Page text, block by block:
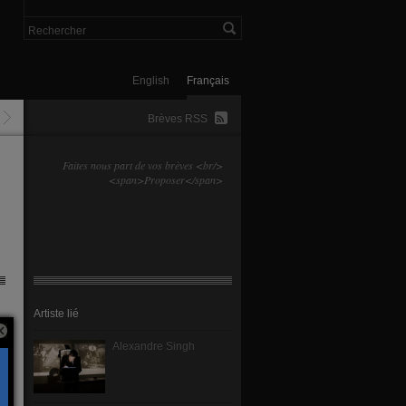
Français
English
Brèves RSS
Faites nous part de vos brèves <br/>
<span>Proposer</span>
Artiste lié
Alexandre Singh